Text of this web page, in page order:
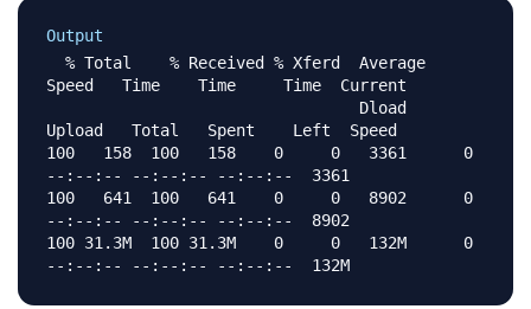
Output
Speed   Time    Time     Time  Current
Upload   Total   Spent    Left  Speed
100   158  100   158    0     0   3361      0
--:--:-- --:--:-- --:--:--  3361
100   641  100   641    0     0   8902      0
--:--:-- --:--:-- --:--:--  8902
100 31.3M  100 31.3M    0     0   132M      0